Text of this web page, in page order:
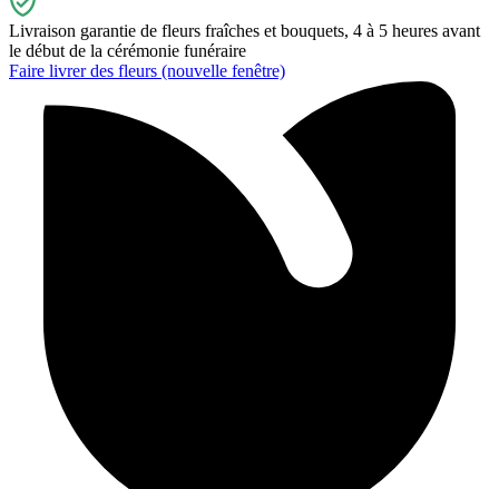
Livraison garantie de fleurs fraîches et bouquets, 4 à 5 heures avant
le début de la cérémonie funéraire
Faire livrer des fleurs (nouvelle fenêtre)